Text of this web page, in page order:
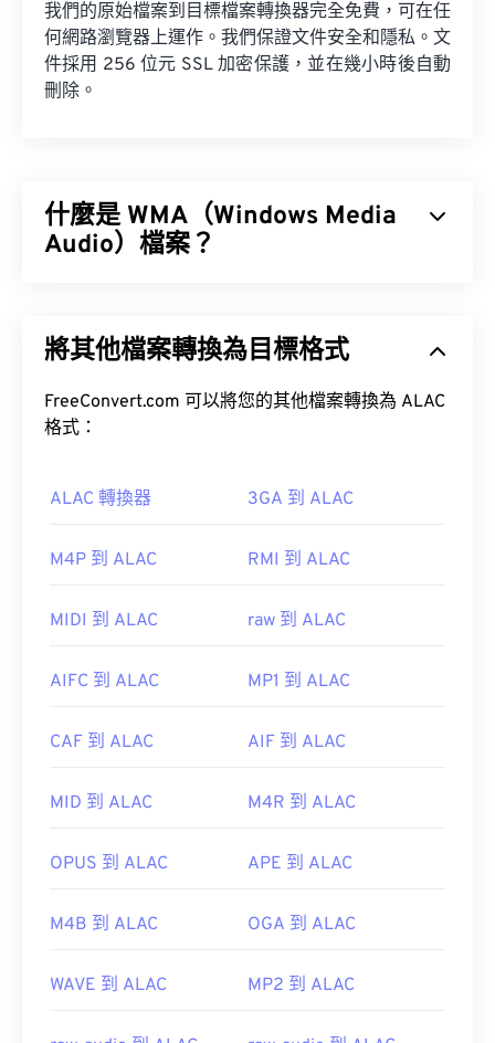
我們的原始檔案到目標檔案轉換器完全免費，可在任
何網路瀏覽器上運作。我們保證文件安全和隱私。文
件採用 256 位元 SSL 加密保護，並在幾小時後自動
刪除。
什麼是 WMA（Windows Media
Audio）檔案？
編解碼器，也是一種音訊格式。自 1999 年誕生以
Pro、WMA Voice。
Windows Media
如何開啟WMA檔案？
Player支援WMA文件，並且通常是開啟這些檔案的
他播放器和程式也支援這種檔案類型。
其他可以開啟 WMA 檔案的程式包括 VLC 媒體播放
OverDrive Media
https://docs.microsoft.com/en-
將其他檔案轉換為目標格式
FreeConvert.com 可以將您的其他檔案轉換為 ALAC
格式：
ALAC 轉換器 3GA 到 ALAC
M4P 到 ALAC RMI 到 ALAC
MIDI 到 ALAC raw 到 ALAC
AIFC 到 ALAC MP1 到 ALAC
CAF 到 ALAC AIF 到 ALAC
MID 到 ALAC M4R 到 ALAC
OPUS 到 ALAC APE 到 ALAC
M4B 到 ALAC OGA 到 ALAC
WAVE 到 ALAC MP2 到 ALAC